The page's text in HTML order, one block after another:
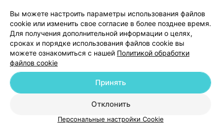
Обработка персональных данных
© 2026 ООО «Артокс Лаб», УНП 191700409
| 220012, Республика Беларусь,
Служба поддержки +375 291212755
Вы можете настроить параметры использования файлов
cookie или изменить свое согласие в более позднее время.
Для получения дополнительной информации о целях,
сроках и порядке использования файлов cookie вы
можете ознакомиться с нашей Политикой обработки
файлов cookie
Отклонить
Принять
Персональные настройки Cookie